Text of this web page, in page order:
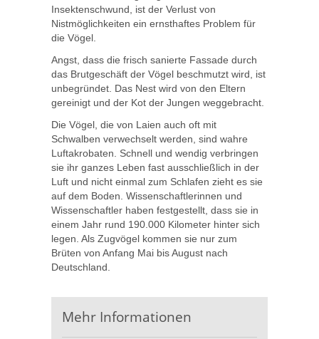
Insektenschwund, ist der Verlust von
Nistmöglichkeiten ein ernsthaftes Problem für
die Vögel.
Angst, dass die frisch sanierte Fassade durch
das Brutgeschäft der Vögel beschmutzt wird, ist
unbegründet. Das Nest wird von den Eltern
gereinigt und der Kot der Jungen weggebracht.
Die Vögel, die von Laien auch oft mit
Schwalben verwechselt werden, sind wahre
Luftakrobaten. Schnell und wendig verbringen
sie ihr ganzes Leben fast ausschließlich in der
Luft und nicht einmal zum Schlafen zieht es sie
auf dem Boden. Wissenschaftlerinnen und
Wissenschaftler haben festgestellt, dass sie in
einem Jahr rund 190.000 Kilometer hinter sich
legen. Als Zugvögel kommen sie nur zum
Brüten von Anfang Mai bis August nach
Deutschland.
Mehr Informationen